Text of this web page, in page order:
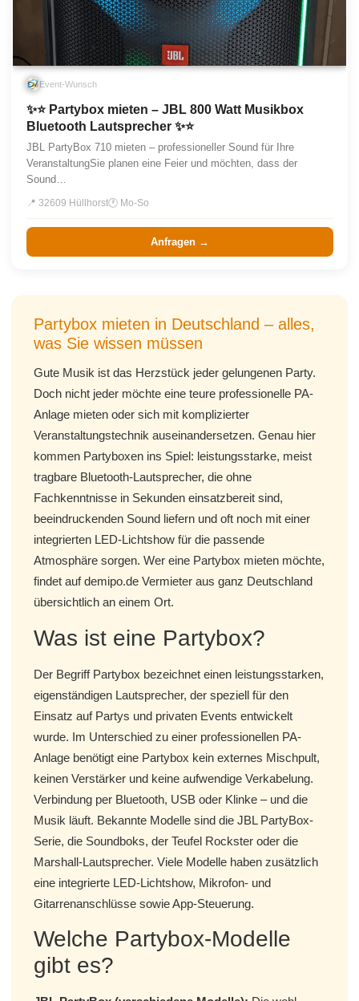
Event-Wunsch
✨⭐ Partybox mieten – JBL 800 Watt Musikbox
Bluetooth Lautsprecher ✨⭐
JBL PartyBox 710 mieten – professioneller Sound für Ihre
VeranstaltungSie planen eine Feier und möchten, dass der
Sound…
📍 32609 Hüllhorst🕐 Mo-So
Anfragen →
Partybox mieten in Deutschland – alles,
was Sie wissen müssen
Gute Musik ist das Herzstück jeder gelungenen Party.
Doch nicht jeder möchte eine teure professionelle PA-
Anlage mieten oder sich mit komplizierter
Veranstaltungstechnik auseinandersetzen. Genau hier
kommen Partyboxen ins Spiel: leistungsstarke, meist
tragbare Bluetooth-Lautsprecher, die ohne
Fachkenntnisse in Sekunden einsatzbereit sind,
beeindruckenden Sound liefern und oft noch mit einer
integrierten LED-Lichtshow für die passende
Atmosphäre sorgen. Wer eine Partybox mieten möchte,
findet auf demipo.de Vermieter aus ganz Deutschland
übersichtlich an einem Ort.
Was ist eine Partybox?
Der Begriff Partybox bezeichnet einen leistungsstarken,
eigenständigen Lautsprecher, der speziell für den
Einsatz auf Partys und privaten Events entwickelt
wurde. Im Unterschied zu einer professionellen PA-
Anlage benötigt eine Partybox kein externes Mischpult,
keinen Verstärker und keine aufwendige Verkabelung.
Verbindung per Bluetooth, USB oder Klinke – und die
Musik läuft. Bekannte Modelle sind die JBL PartyBox-
Serie, die Soundboks, der Teufel Rockster oder die
Marshall-Lautsprecher. Viele Modelle haben zusätzlich
eine integrierte LED-Lichtshow, Mikrofon- und
Gitarrenanschlüsse sowie App-Steuerung.
Welche Partybox-Modelle
gibt es?